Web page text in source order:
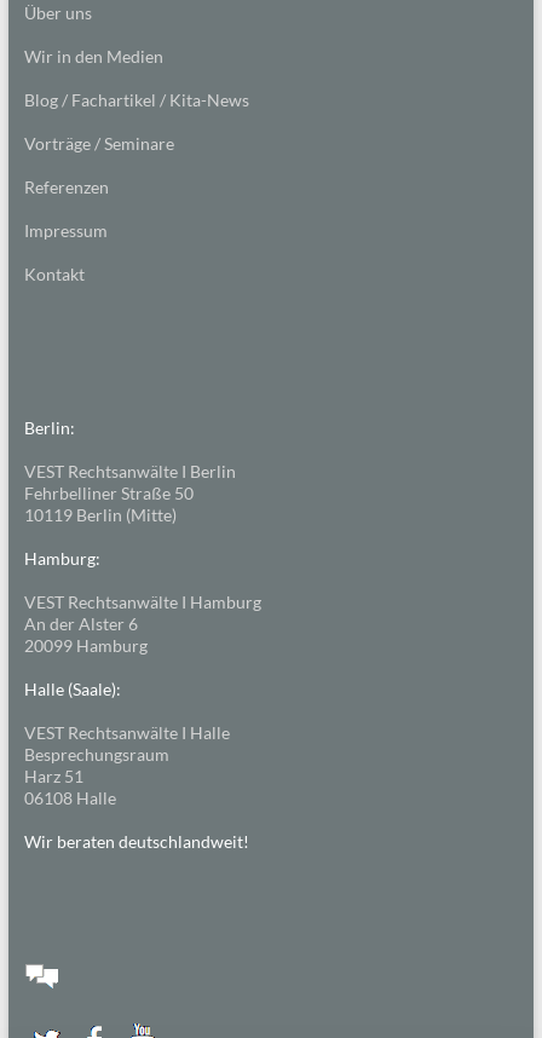
Über uns
Wir in den Medien
Blog / Fachartikel / Kita-News
Vorträge / Seminare
Referenzen
Impressum
Kontakt
Berlin:
VEST Rechtsanwälte I Berlin
Fehrbelliner Straße 50
10119 Berlin (Mitte)
Hamburg:
VEST Rechtsanwälte I Hamburg
An der Alster 6
20099 Hamburg
Halle (Saale):
VEST Rechtsanwälte I Halle
Besprechungsraum
Harz 51
06108 Halle
Wir beraten deutschlandweit!